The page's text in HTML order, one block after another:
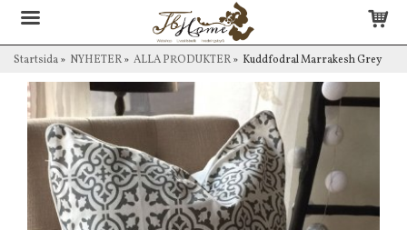
Startsida» NYHETER» ALLA PRODUKTER» Kuddfodral Marrakesh Grey